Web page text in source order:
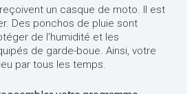
un casque de moto. Il est
Des ponchos de pluie sont
de l'humidité et les
de garde-boue. Ainsi, votre
par tous les temps.